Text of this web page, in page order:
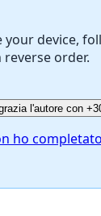
Annulla
your device,
order.
l'autore con
ho